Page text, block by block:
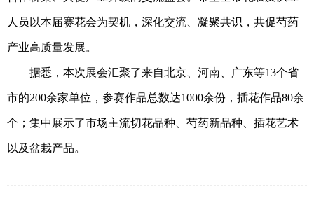
人员以本届赛花会为契机，深化交流、凝聚共识，共促芍药
产业高质量发展。
据悉，本次展会汇聚了来自北京、河南、广东等13个省
市的200余家单位，参赛作品总数达1000余份，插花作品80余
个；集中展示了市场主流切花品种、芍药新品种、插花艺术
以及盆栽产品。